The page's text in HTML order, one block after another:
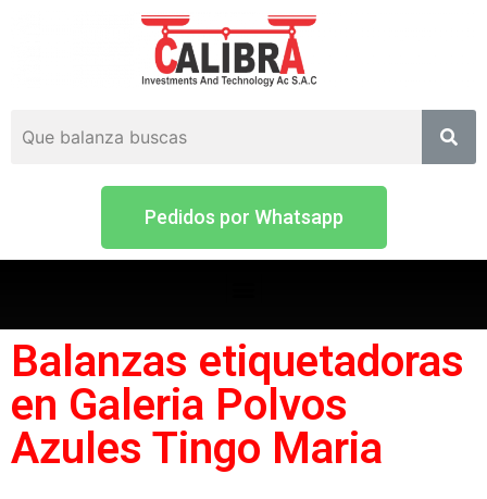
Pedidos por Whatsapp
Balanzas etiquetadoras
en Galeria Polvos
Azules Tingo Maria